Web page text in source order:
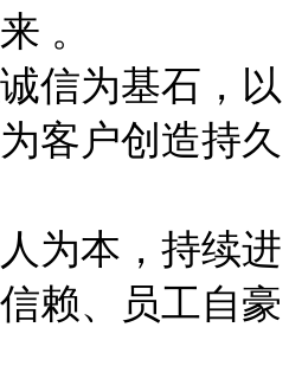
。
信为基石，以
客户创造持久
为本，持续进
赖、员工自豪